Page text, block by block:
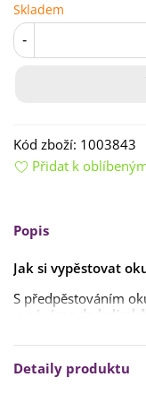
Skladem
-
Kód zboží: 1003843
Přidat k
Popis
Jak si vypěstovat
S předpěstováním
vyséváme do kelímků
být idelší.
Rostliny vyžadují
Detaily produktu